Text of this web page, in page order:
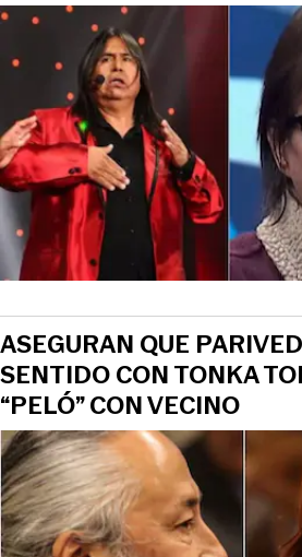
ASEGURAN QUE
SENTIDO CON TONKA
“PELÓ” CON VECINO